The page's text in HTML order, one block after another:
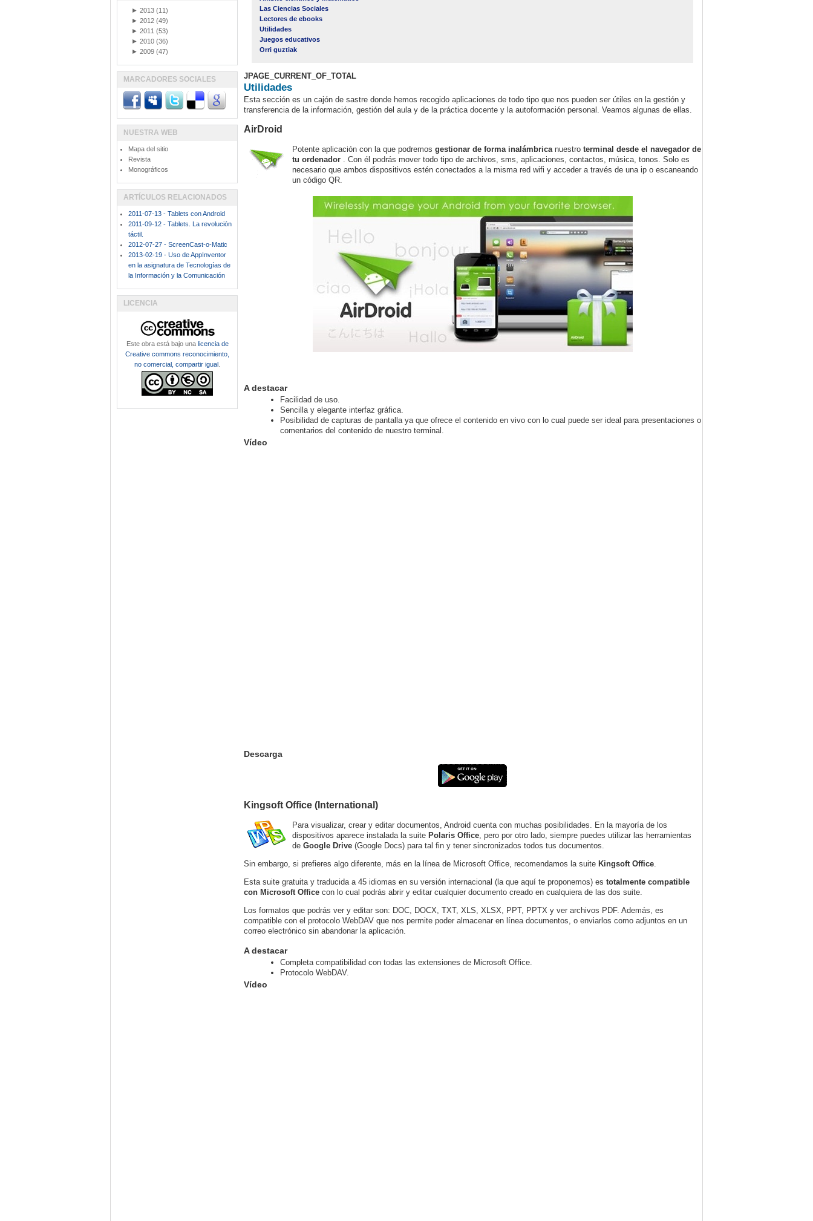
Las Ciencias Sociales
Lectores de ebooks
Utilidades
Juegos educativos
Orri guztiak
JPAGE_CURRENT_OF_TOTAL
Utilidades
Esta sección es un cajón de sastre donde hemos recogido aplicaciones de todo tipo que nos pueden ser útiles en la gestión y
transferencia de la información, gestión del aula y de la práctica docente y la autoformación personal. Veamos algunas de ellas.
AirDroid
Potente aplicación con la que podremos gestionar de forma inalámbricanuestro terminal desde el navegador de
tu ordenador . Con él podrás mover todo tipo de archivos, sms, aplicaciones, contactos, música, tonos. Solo es
necesario que ambos dispositivos estén conectados a la misma red wifi y acceder a través de una ip o escaneando
un código QR.
A destacar
Facilidad de uso.
Sencilla y elegante interfaz gráfica.
Posibilidad de capturas de pantalla ya que ofrece el contenido en vivo con lo cual puede ser ideal para presentaciones o
comentarios del contenido de nuestro terminal.
Vídeo
Descarga
Kingsoft Office (International)
Para visualizar, crear y editar documentos, Android cuenta con muchas posibilidades. En la mayoría de los
dispositivos aparece instalada la suite Polaris Office, pero por otro lado, siempre puedes utilizar las herramientas
de Google Drive (Google Docs) para tal fin y tener sincronizados todos tus documentos.
Sin embargo, si prefieres algo diferente, más en la línea de Microsoft Office, recomendamos la suite Kingsoft Office.
Esta suite gratuita y traducida a 45 idiomas en su versión internacional (la que aquí te proponemos) es totalmente compatible
con Microsoft Office con lo cual podrás abrir y editar cualquier documento creado en cualquiera de las dos suite.
Los formatos que podrás ver y editar son: DOC, DOCX, TXT, XLS, XLSX, PPT, PPTX y ver archivos PDF. Además, es
compatible con el protocolo WebDAV que nos permite poder almacenar en línea documentos, o enviarlos como adjuntos en un
correo electrónico sin abandonar la aplicación.
A destacar
Completa compatibilidad con todas las extensiones de Microsoft Office.
Protocolo WebDAV.
Vídeo
► 2013 (11)
► 2012 (49)
► 2011 (53)
► 2010 (36)
► 2009 (47)
MARCADORES SOCIALES
NUESTRA WEB
Mapa del sitio
Revista
Monográficos
ARTÍCULOS RELACIONADOS
2011-07-13 - Tablets con Android
2011-09-12 - Tablets. La revolución
táctil.
2012-07-27 - ScreenCast-o-Matic
2013-02-19 - Uso de AppInventor
en la asignatura de Tecnologías de
la Información y la Comunicación
LICENCIA
Este obra está bajo una licencia de
Creative commons reconocimiento,
no comercial, compartir igual